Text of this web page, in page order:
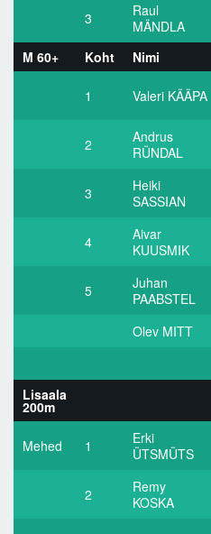
3
Raul
MÄNDLA
M 60+ Koht Nimi
1 Valeri KÄÄPA
2
Andrus
RÜNDAL
3
Heiki
SASSIAN
4
Aivar
KUUSMIK
5
Juhan
PAABSTEL
Olev MITT
Lisaala
200m
Mehed 1
Erki
ÜTSMÜTS
2
Remy
KOSKA